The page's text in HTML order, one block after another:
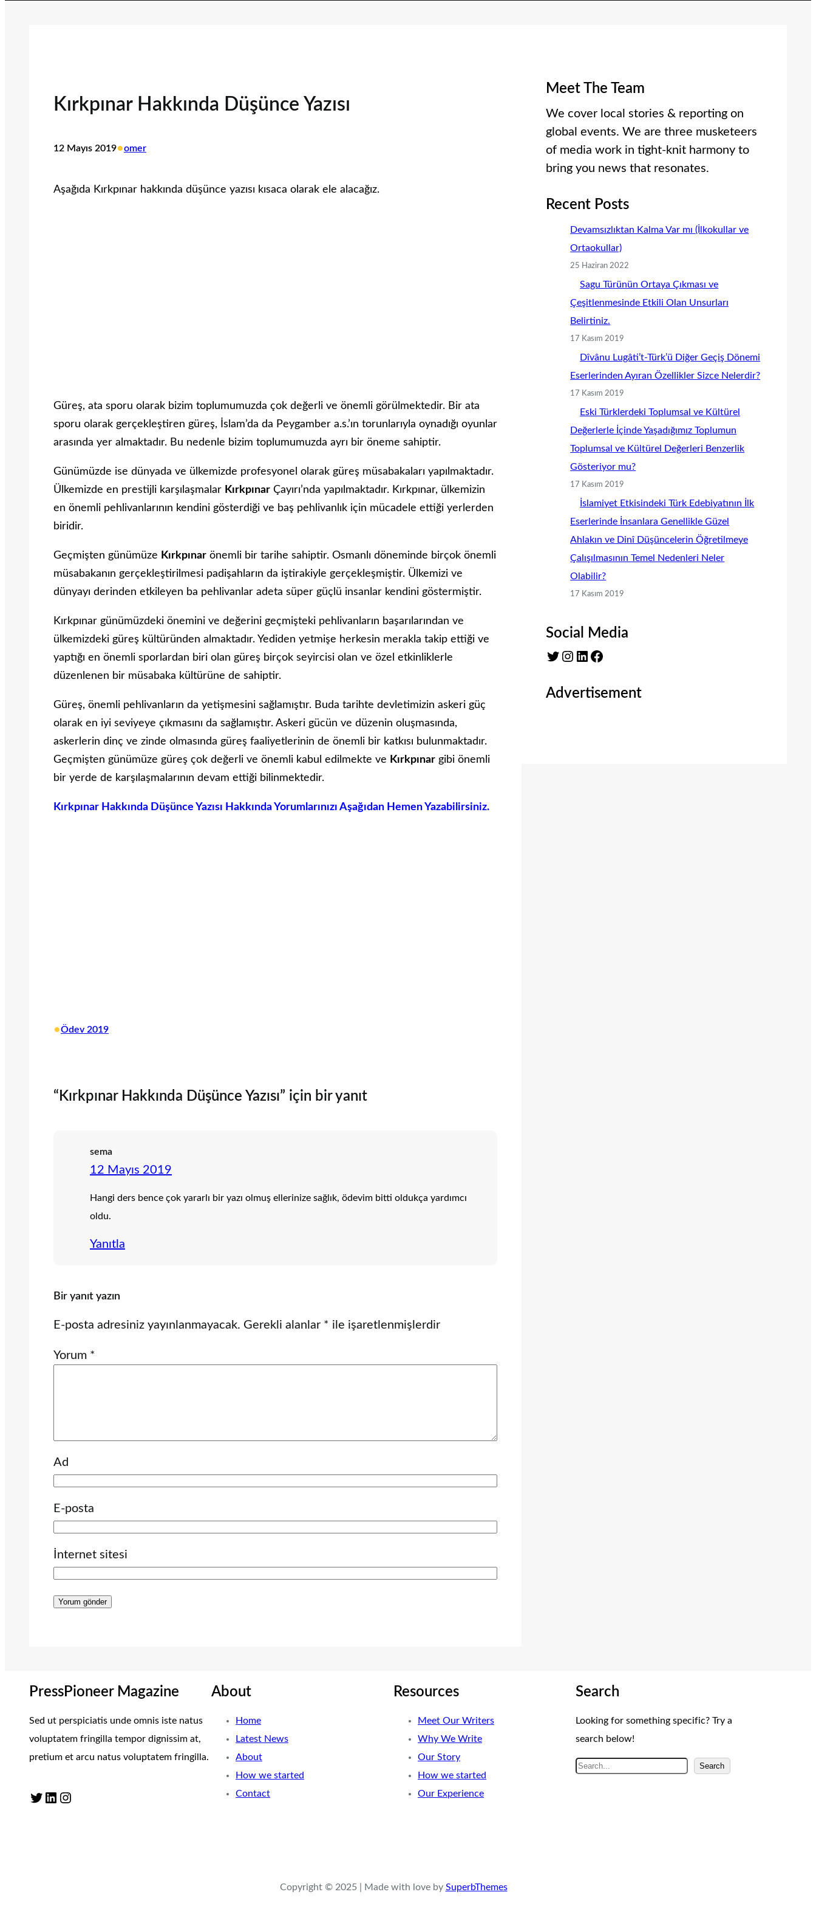
Kırkpınar Hakkında Düşünce Yazısı
12 Mayıs 2019•omer
Aşağıda Kırkpınar hakkında düşünce yazısı kısaca olarak ele alacağız.
Güreş, ata sporu olarak bizim toplumumuzda çok değerli ve önemli görülmektedir. Bir ata
sporu olarak gerçekleştiren güreş, İslam’da da Peygamber a.s.’ın torunlarıyla oynadığı oyunlar
arasında yer almaktadır. Bu nedenle bizim toplumumuzda ayrı bir öneme sahiptir.
Günümüzde ise dünyada ve ülkemizde profesyonel olarak güreş müsabakaları yapılmaktadır.
Ülkemizde en prestijli karşılaşmalar Kırkpınar Çayırı’nda yapılmaktadır. Kırkpınar, ülkemizin
en önemli pehlivanlarının kendini gösterdiği ve baş pehlivanlık için mücadele ettiği yerlerden
biridir.
Geçmişten günümüze Kırkpınar önemli bir tarihe sahiptir. Osmanlı döneminde birçok önemli
müsabakanın gerçekleştirilmesi padişahların da iştirakiyle gerçekleşmiştir. Ülkemizi ve
dünyayı derinden etkileyen ba pehlivanlar adeta süper güçlü insanlar kendini göstermiştir.
Kırkpınar günümüzdeki önemini ve değerini geçmişteki pehlivanların başarılarından ve
ülkemizdeki güreş kültüründen almaktadır. Yediden yetmişe herkesin merakla takip ettiği ve
yaptığı en önemli sporlardan biri olan güreş birçok seyircisi olan ve özel etkinliklerle
düzenlenen bir müsabaka kültürüne de sahiptir.
Güreş, önemli pehlivanların da yetişmesini sağlamıştır. Buda tarihte devletimizin askeri güç
olarak en iyi seviyeye çıkmasını da sağlamıştır. Askeri gücün ve düzenin oluşmasında,
askerlerin dinç ve zinde olmasında güreş faaliyetlerinin de önemli bir katkısı bulunmaktadır.
Geçmişten günümüze güreş çok değerli ve önemli kabul edilmekte ve Kırkpınar gibi önemli
bir yerde de karşılaşmalarının devam ettiği bilinmektedir.
Kırkpınar Hakkında Düşünce Yazısı Hakkında Yorumlarınızı Aşağıdan Hemen Yazabilirsiniz.
•Ödev 2019
“Kırkpınar Hakkında Düşünce Yazısı” için bir yanıt
sema
12 Mayıs 2019
Hangi ders bence çok yararlı bir yazı olmuş ellerinize sağlık, ödevim bitti oldukça yardımcı
oldu.
Yanıtla
Bir yanıt yazın
E-posta adresiniz yayınlanmayacak. Gerekli alanlar * ile işaretlenmişlerdir
Yorum *
Ad
E-posta
İnternet sitesi
Meet The Team
We cover local stories & reporting on
global events. We are three musketeers
of media work in tight-knit harmony to
bring you news that resonates.
Recent Posts
Devamsızlıktan Kalma Var mı (İlkokullar ve
Ortaokullar)
25 Haziran 2022
Sagu Türünün Ortaya Çıkması ve
Çeşitlenmesinde Etkili Olan Unsurları
Belirtiniz.
17 Kasım 2019
Dîvânu Lugâti’t-Türk’ü Diğer Geçiş Dönemi
Eserlerinden Ayıran Özellikler Sizce Nelerdir?
17 Kasım 2019
Eski Türklerdeki Toplumsal ve Kültürel
Değerlerle İçinde Yaşadığımız Toplumun
Toplumsal ve Kültürel Değerleri Benzerlik
Gösteriyor mu?
17 Kasım 2019
İslamiyet Etkisindeki Türk Edebiyatının İlk
Eserlerinde İnsanlara Genellikle Güzel
Ahlakın ve Dinî Düşüncelerin Öğretilmeye
Çalışılmasının Temel Nedenleri Neler
Olabilir?
17 Kasım 2019
Social Media
Twitter
Instagram LinkedIn Facebook
Advertisement
PressPioneer Magazine
Sed ut perspiciatis unde omnis iste natus
voluptatem fringilla tempor dignissim at,
pretium et arcu natus voluptatem fringilla.
Twitter LinkedIn Instagram
About
Home
Latest News
About
How we started
Contact
Resources
Meet Our Writers
Why We Write
Our Story
How we started
Our Experience
Search
Looking for something specific? Try a
search below!
A
Search
Copyright © 2025 | Made with love by SuperbThemes